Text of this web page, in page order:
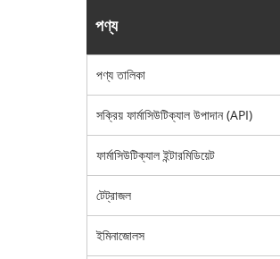
পণ্য
পণ্য তালিকা
সক্রিয় ফার্মাসিউটিক্যাল উপাদান (API)
ফার্মাসিউটিক্যাল ইন্টারমিডিয়েট
টেট্রাজল
ইমিনাজোলস